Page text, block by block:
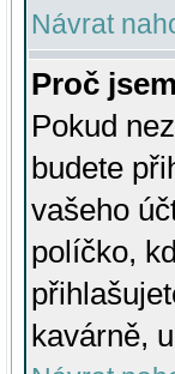
Návrat
Proč
Pokud
budete
vašeho
políčko,
kavárně,